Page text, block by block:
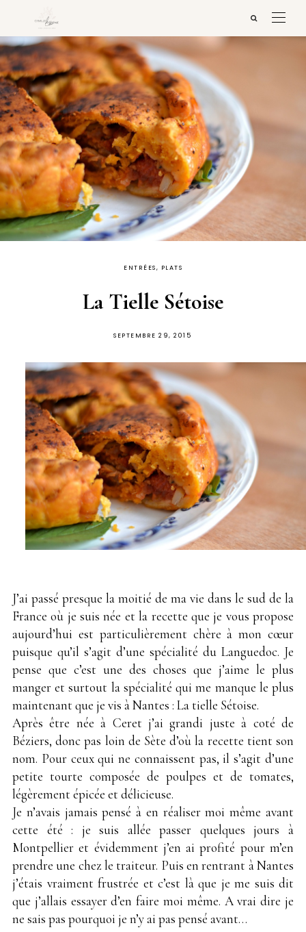
ENTRÉES, PLATS
La Tielle Sétoise
PUBLIÉ
SEPTEMBRE 29, 2015
J’ai passé presque la moitié de ma vie dans le sud de la
France où je suis née et la recette que je vous propose
aujourd’hui est particulièrement chère à mon cœur
puisque qu’il s’agit d’une spécialité du Languedoc. Je
pense que c’est une des choses que j’aime le plus
manger et surtout la spécialité qui me manque le plus
maintenant que je vis à Nantes : La tielle Sétoise.
Après être née à Ceret j’ai grandi juste à coté de
Béziers, donc pas loin de Sète d’où la recette tient son
nom. Pour ceux qui ne connaissent pas, il s’agit d’une
petite tourte composée de poulpes et de tomates,
légèrement épicée et délicieuse.
Je n’avais jamais pensé à en réaliser moi même avant
cette été : je suis allée passer quelques jours à
Montpellier et évidemment j’en ai profité pour m’en
prendre une chez le traiteur. Puis en rentrant à Nantes
j’étais vraiment frustrée et c’est là que je me suis dit
que j’allais essayer d’en faire moi même. A vrai dire je
ne sais pas pourquoi je n’y ai pas pensé avant…